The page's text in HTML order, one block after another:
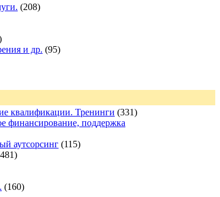
(208)
и др. (95)
квалификации. Тренинги (331)
финансирование, поддержка
аутсорсинг (115)
(160)